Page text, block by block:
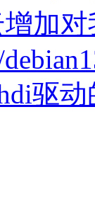
加
驱动